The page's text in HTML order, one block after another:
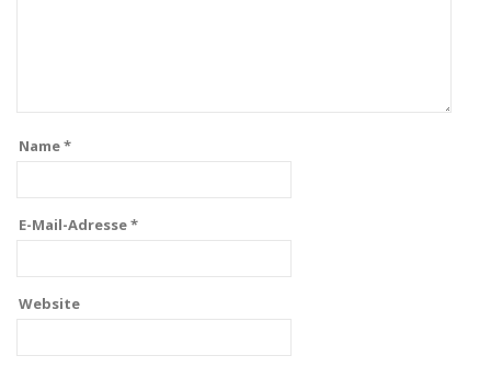
Name*
E-Mail-Adresse*
Website